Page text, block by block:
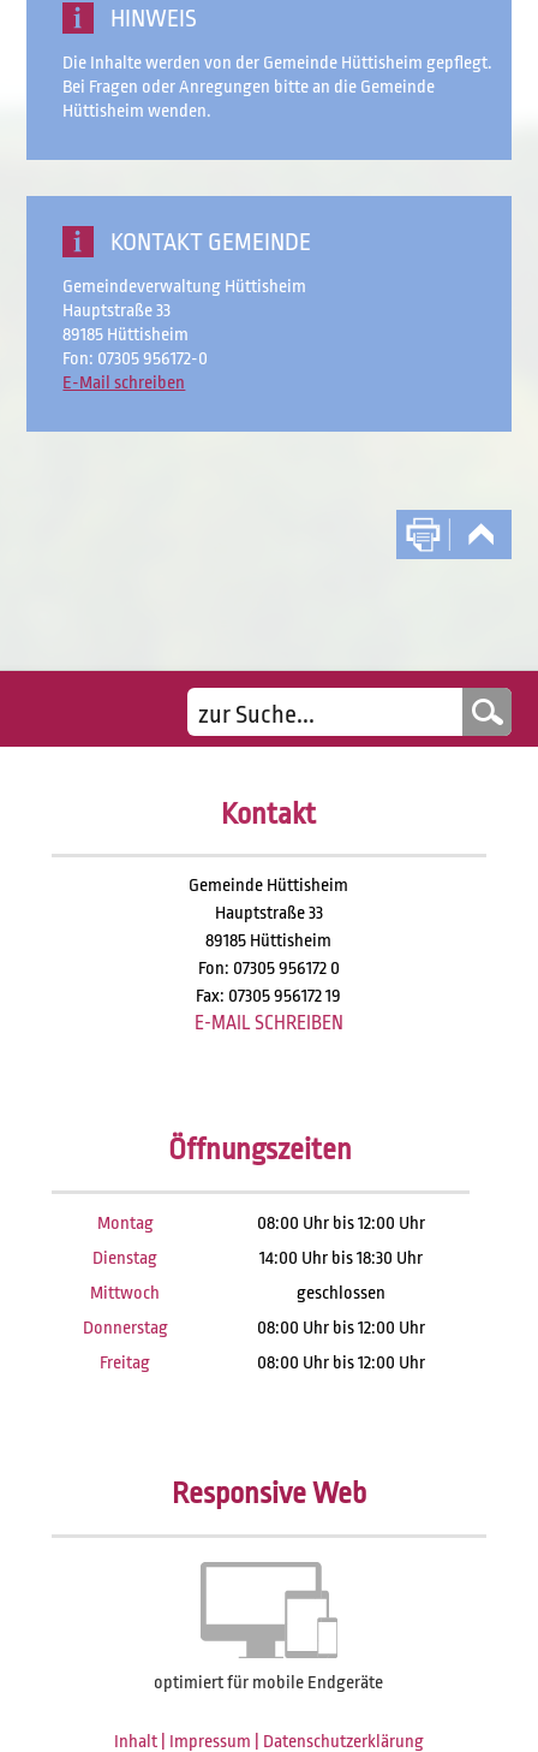
HINWEIS
Die Inhalte werden von der Gemeinde Hüttisheim gepflegt.
Bei Fragen oder Anregungen bitte an die Gemeinde
Hüttisheim wenden.
KONTAKT GEMEINDE
Gemeindeverwaltung Hüttisheim
Hauptstraße 33
89185 Hüttisheim
Fon: 07305 956172-0
E-Mail schreiben
Kontakt
Gemeinde Hüttisheim
Hauptstraße 33
89185 Hüttisheim
Fon: 07305 956172 0
Fax: 07305 956172 19
E-MAIL SCHREIBEN
Öffnungszeiten
Montag
08:00 Uhr bis 12:00 Uhr
Dienstag
14:00 Uhr bis 18:30 Uhr
Mittwoch
geschlossen
Donnerstag
08:00 Uhr bis 12:00 Uhr
Freitag
08:00 Uhr bis 12:00 Uhr
Responsive Web
optimiert für mobile Endgeräte
Inhalt| Impressum Datenschutzerklärung